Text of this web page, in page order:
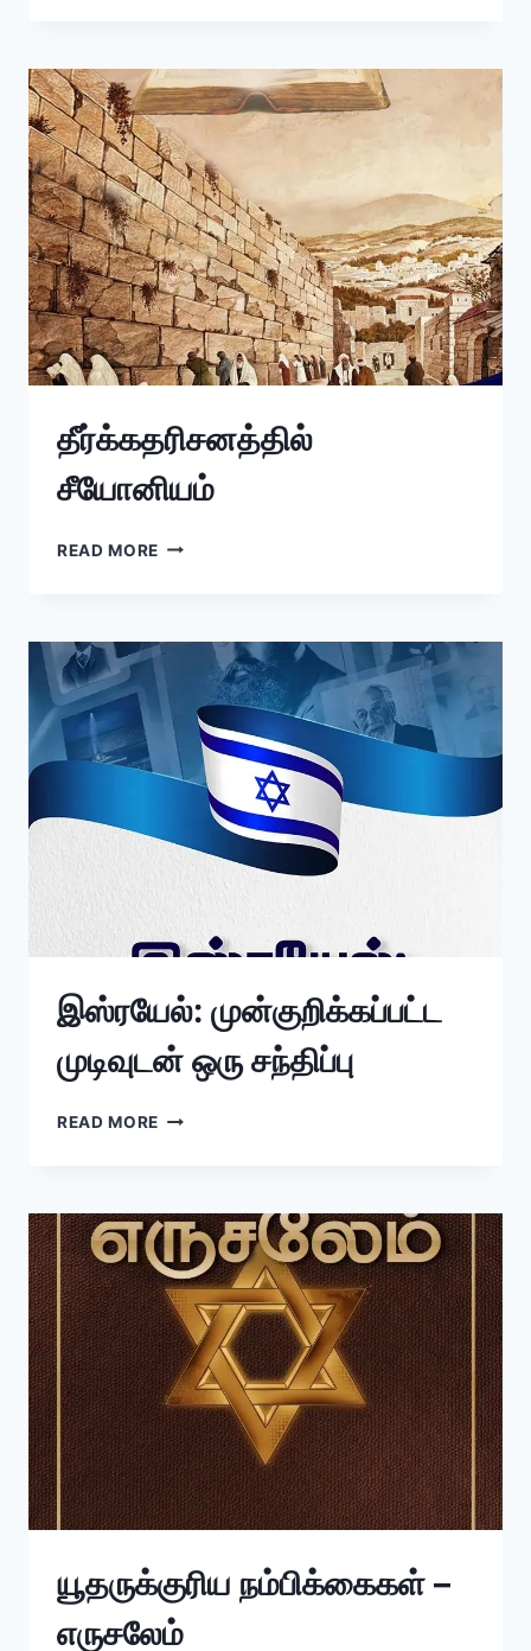
தீர்க்கதரிசனத்தில்
சீயோனியம்
READ MORE
இஸ்ரயேல்: முன்குறிக்கப்பட்ட
முடிவுடன் ஒரு சந்திப்பு
READ MORE
யூதருக்குரிய நம்பிக்கைகள் –
எருசலேம்